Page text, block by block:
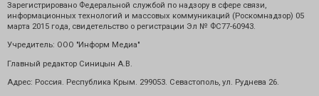
Зарегистрировано Федеральной службой по надзору в сфере связи,
информационных технологий и массовых коммуникаций (Роскомнадзор) 05
марта 2015 года, свидетельство о регистрации Эл № ФС77-60943.
Учредитель: ООО "Информ Медиа"
Главный редактор Синицын А.В.
Адрес: Россия. Республика Крым. 299053. Севастополь, ул. Руднева 26.